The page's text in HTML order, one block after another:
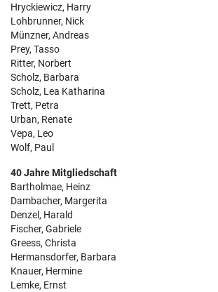
Hryckiewicz, Harry
Lohbrunner, Nick
Münzner, Andreas
Prey, Tasso
Ritter, Norbert
Scholz, Barbara
Scholz, Lea Katharina
Trett, Petra
Urban, Renate
Vepa, Leo
Wolf, Paul
40 Jahre Mitgliedschaft
Bartholmae, Heinz
Dambacher, Margerita
Denzel, Harald
Fischer, Gabriele
Greess, Christa
Hermansdorfer, Barbara
Knauer, Hermine
Lemke, Ernst